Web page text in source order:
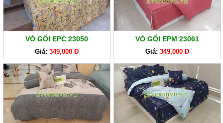
VỎ GỐI EPC 23050
Giá: 349,000 Đ
VỎ GỐI EPM 23061
Giá: 349,000 Đ